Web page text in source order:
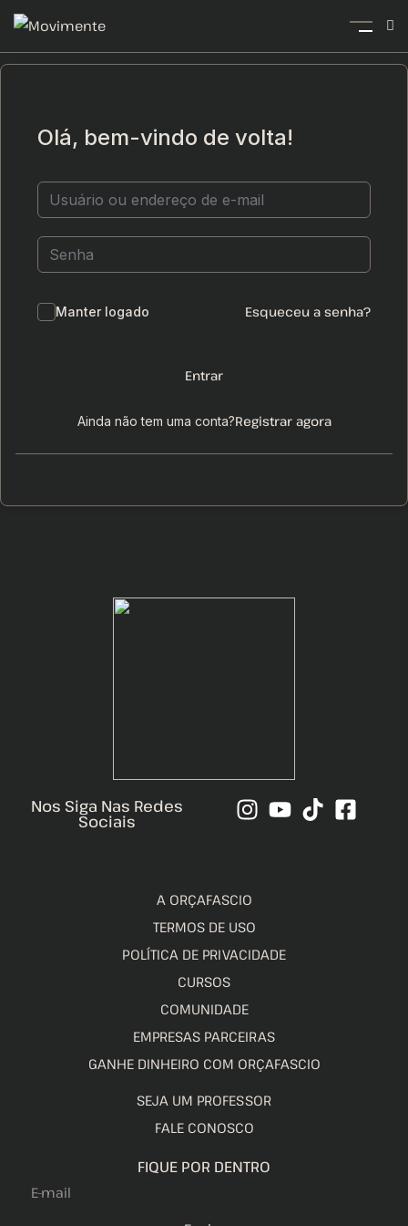
Olá, bem-vindo de volta!
Manter logado Esqueceu a senha?
Entrar
Ainda não tem uma conta?Registrar agora
Nos Siga Nas Redes
Sociais
A ORÇAFASCIO
TERMOS DE USO
POLÍTICA DE PRIVACIDADE
CURSOS
COMUNIDADE
EMPRESAS PARCEIRAS
GANHE DINHEIRO COM ORÇAFASCIO
SEJA UM PROFESSOR
FALE CONOSCO
FIQUE POR DENTRO